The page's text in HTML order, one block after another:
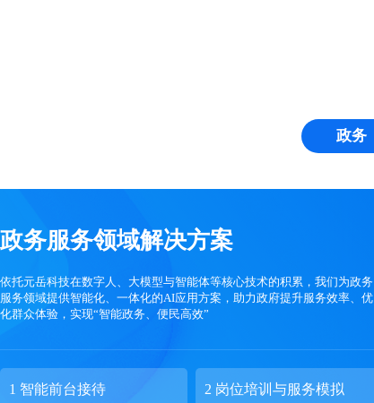
政务
政务服务领域解决方案
依托元岳科技在数字人、大模型与智能体等核心技术的积累，我们为政务
服务领域提供智能化、一体化的AI应用方案，助力政府提升服务效率、优
化群众体验，实现“智能政务、便民高效”
1 智能前台接待 2 岗位培训与服务模拟